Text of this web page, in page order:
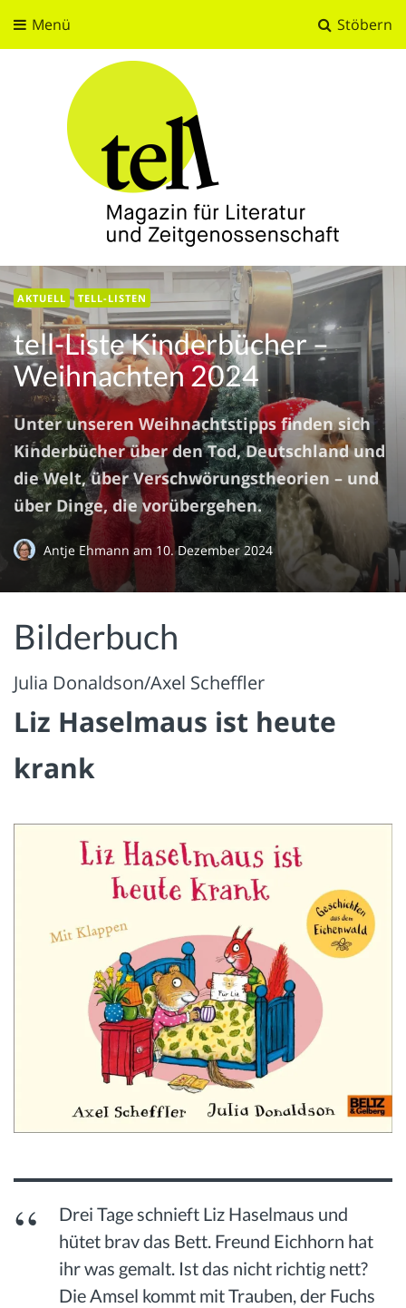
Stöbern
Menü
tell
Magazin für Literatur und Zeitgenossenschaft
AKTUELL TELL-LISTEN
tell-Liste Kinderbücher –
Weihnachten 2024
Unter unseren Weihnachtstipps finden sich
Kinderbücher über den Tod, Deutschland und
die Welt, über Verschwörungstheorien – und
über Dinge, die vorübergehen.
Antje Ehmann am 10. Dezember 2024
Bilderbuch
Julia Donaldson/Axel Scheffler
Liz Haselmaus ist heute
krank
Drei Tage schnieft Liz Haselmaus und
hütet brav das Bett. Freund Eichhorn hat
ihr was gemalt. Ist das nicht richtig nett?
Die Amsel kommt mit Trauben, der Fuchs